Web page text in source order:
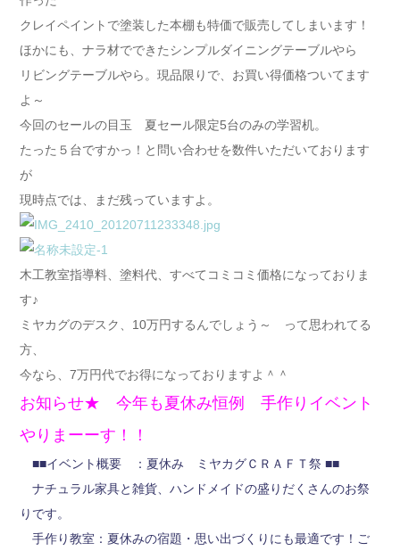
クレイペイントで塗装した本棚も特価で販売してしまいます！
ほかにも、ナラ材でできたシンプルダイニングテーブルやら
リビングテーブルやら。現品限りで、お買い得価格ついてます
よ～
今回のセールの目玉 夏セール限定5台のみの学習机。
たった５台ですかっ！と問い合わせを数件いただいております
が
現時点では、まだ残っていますよ。
木工教室指導料、塗料代、すべてコミコミ価格になっておりま
す♪
ミヤカグのデスク、10万円するんでしょう～ って思われてる
方、
今なら、7万円代でお得になっておりますよ＾＾
お知らせ★ 今年も夏休み恒例 手作りイベント
やりまーーす！！
■■イベント概要 ：夏休み ミヤカグＣＲＡＦＴ祭 ■■
ナチュラル家具と雑貨、ハンドメイドの盛りだくさんのお祭
りです。
手作り教室：夏休みの宿題・思い出づくりにも最適です！ご